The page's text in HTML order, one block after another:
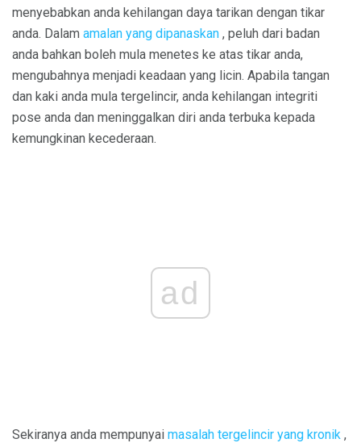
menyebabkan anda kehilangan daya tarikan dengan tikar
anda. Dalam amalan yang dipanaskan , peluh dari badan
anda bahkan boleh mula menetes ke atas tikar anda,
mengubahnya menjadi keadaan yang licin. Apabila tangan
dan kaki anda mula tergelincir, anda kehilangan integriti
pose anda dan meninggalkan diri anda terbuka kepada
kemungkinan kecederaan.
ad
Sekiranya anda mempunyai masalah tergelincir yang kronik ,